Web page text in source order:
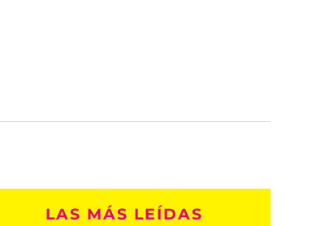
LAS MÁS LEÍDAS